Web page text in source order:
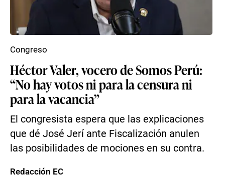
Héctor Valer, vocero de Somos Perú:
“No hay votos ni para la censura ni
para la vacancia”
El congresista espera que las explicaciones
que dé José Jerí ante Fiscalización anulen
las posibilidades de mociones en su contra.
Congreso
Redacción EC